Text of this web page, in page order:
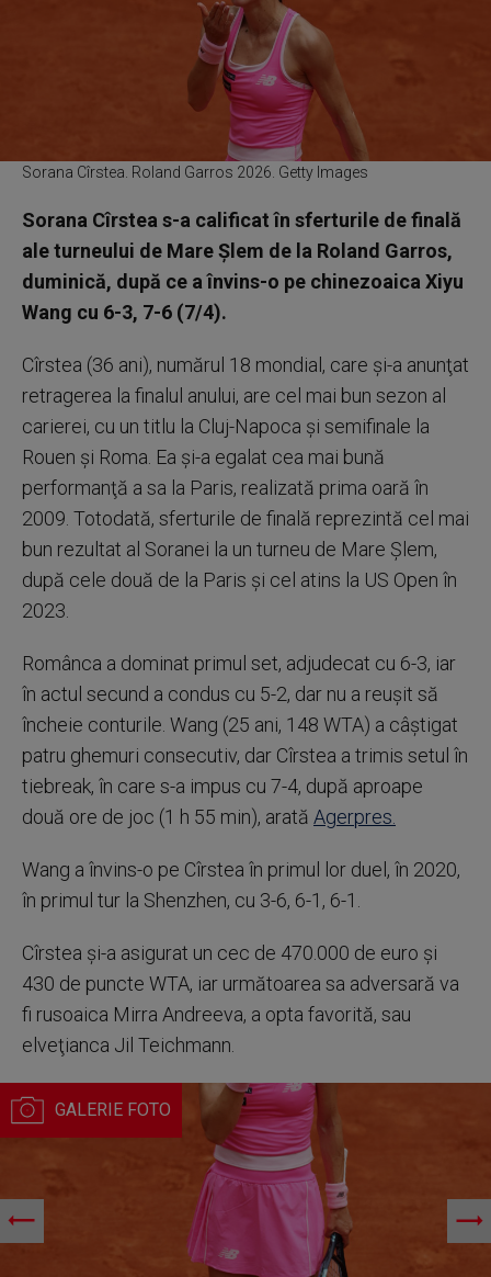
Sorana Cîrstea. Roland Garros 2026. Getty Images
Sorana Cîrstea s-a calificat în sferturile de finală
ale turneului de Mare Şlem de la Roland Garros,
duminică, după ce a învins-o pe chinezoaica Xiyu
Wang cu 6-3, 7-6 (7/4).
Cîrstea (36 ani), numărul 18 mondial, care şi-a anunţat
retragerea la finalul anului, are cel mai bun sezon al
carierei, cu un titlu la Cluj-Napoca şi semifinale la
Rouen şi Roma. Ea şi-a egalat cea mai bună
performanţă a sa la Paris, realizată prima oară în
2009. Totodată, sferturile de finală reprezintă cel mai
bun rezultat al Soranei la un turneu de Mare Şlem,
după cele două de la Paris şi cel atins la US Open în
2023.
Românca a dominat primul set, adjudecat cu 6-3, iar
în actul secund a condus cu 5-2, dar nu a reuşit să
încheie conturile. Wang (25 ani, 148 WTA) a câştigat
patru ghemuri consecutiv, dar Cîrstea a trimis setul în
tiebreak, în care s-a impus cu 7-4, după aproape
două ore de joc (1 h 55 min), arată Agerpres.
Wang a învins-o pe Cîrstea în primul lor duel, în 2020,
în primul tur la Shenzhen, cu 3-6, 6-1, 6-1.
Cîrstea şi-a asigurat un cec de 470.000 de euro şi
430 de puncte WTA, iar următoarea sa adversară va
fi rusoaica Mirra Andreeva, a opta favorită, sau
elveţianca Jil Teichmann.